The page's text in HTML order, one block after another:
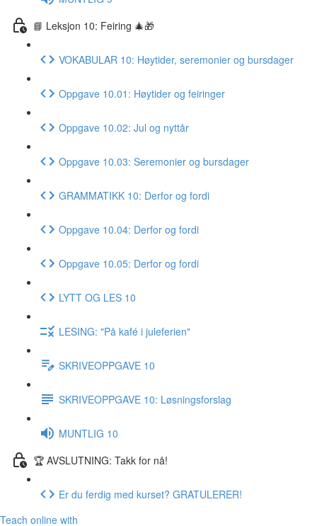
📘 Leksjon 10: Feiring 🎄🎁
VOKABULAR 10: Høytider, seremonier og bursdager
Oppgave 10.01: Høytider og feiringer
Oppgave 10.02: Jul og nyttår
Oppgave 10.03: Seremonier og bursdager
GRAMMATIKK 10: Derfor og fordi
Oppgave 10.04: Derfor og fordi
Oppgave 10.05: Derfor og fordi
LYTT OG LES 10
LESING: "På kafé i juleferien"
SKRIVEOPPGAVE 10
SKRIVEOPPGAVE 10: Løsningsforslag
MUNTLIG 10
🏆 AVSLUTNING: Takk for nå!
Er du ferdig med kurset? GRATULERER!
Teach online with